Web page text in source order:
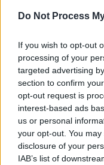
Do Not Process
If you wish to opt-out
processing of your
targeted advertising
section to confirm
opt-out request is
interest-based ads
us or personal
your opt-out. You
disclosure of your
IAB’s list of
Αυτό ήταν το
ΠΑΣΟΚ-
Ανδρουλάκη
από
περιοδεία του
Ο κ.
από
στελέχη του
επίσκεψης του
οποία
Παναγιώτης